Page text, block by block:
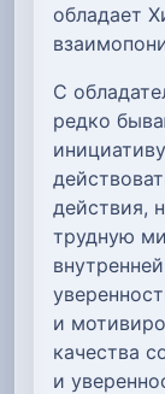
обладает
С
редко
действия,
трудную
и
качества
и